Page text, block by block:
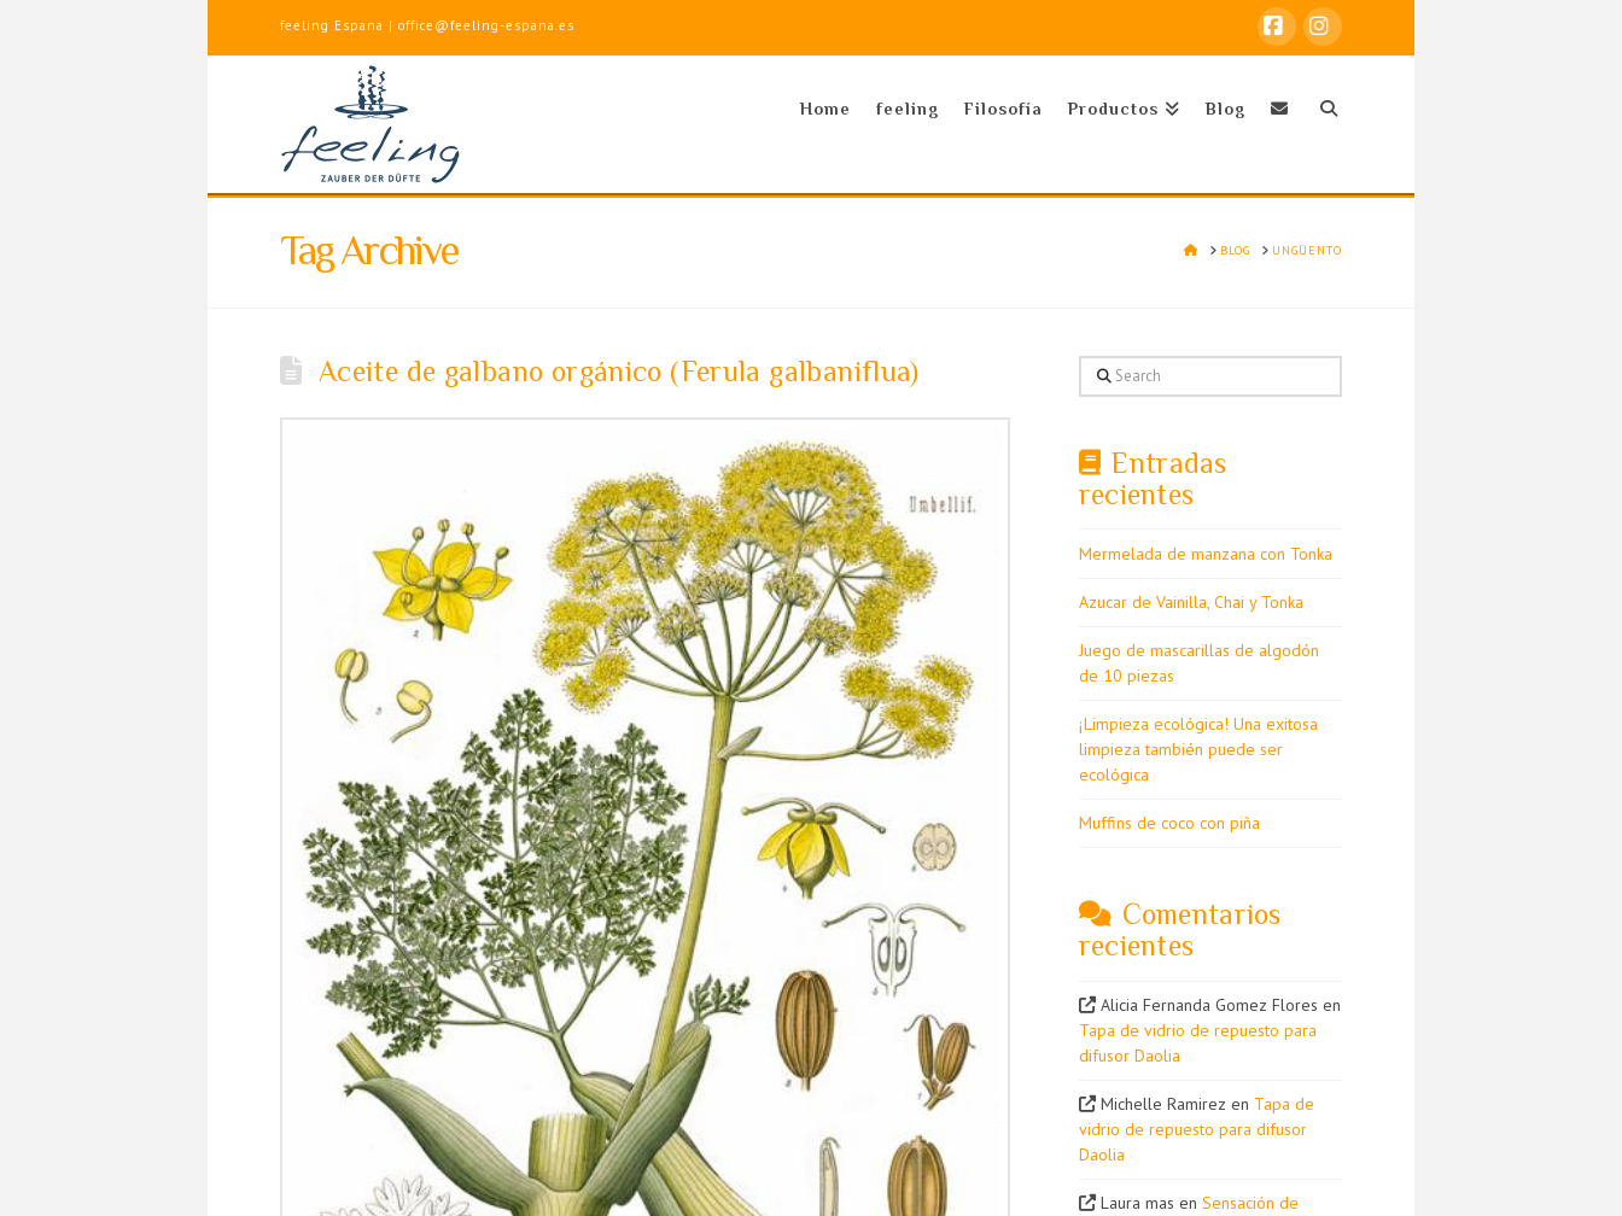
feeling Espana | office@feeling-espana.es
FacebookInstagram
Home feeling Filosofía Productos Blog
Tag Archive HOMEBLOG UNGÜENTO
Aceite de galbano orgánico (Ferula galbaniflua) Search
Entradas
recientes
Mermelada de manzana con Tonka
Azucar de Vainilla, Chai y Tonka
Juego de mascarillas de algodón
de 10 piezas
¡Limpieza ecológica! Una exitosa
limpieza también puede ser
ecológica
Muffins de coco con piña
Comentarios
recientes
Alicia Fernanda Gomez Flores en
Tapa de vidrio de repuesto para
difusor Daolia
Michelle Ramirez en Tapa de
vidrio de repuesto para difusor
Daolia
Laura mas en Sensación de